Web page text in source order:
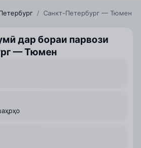
/ Санкт-Петербург — Тюмен
дар бораи парвози
— Тюмен